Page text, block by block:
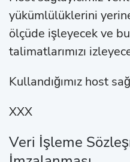
yükümlülüklerini
ölçüde işleyecek ve
talimatlarımızı
Kullandığımız host
XXX
Veri İşleme